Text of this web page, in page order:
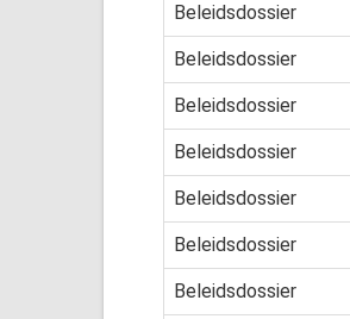
Beleidsdossier
Beleidsdossier
Beleidsdossier
Beleidsdossier
Beleidsdossier
Beleidsdossier
Beleidsdossier